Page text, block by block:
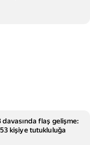
davasında flaş gelişme:
kişiye tutukluluğa